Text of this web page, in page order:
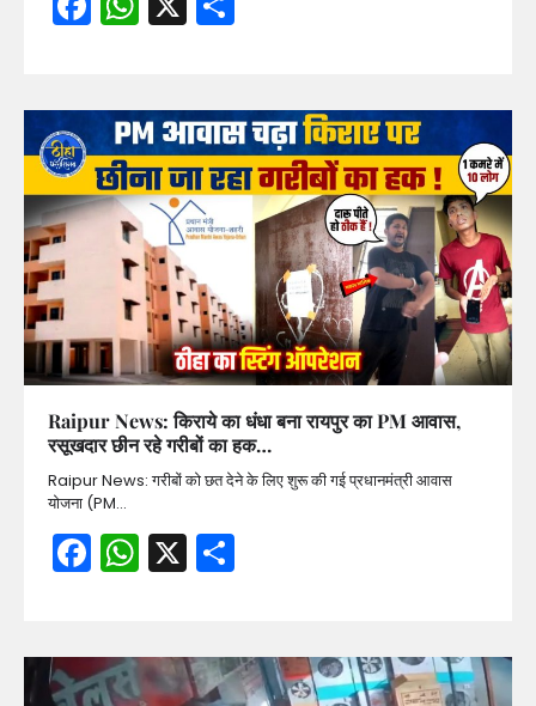
Raipur News: किराये का धंधा बना रायपुर का PM आवास,
रसूखदार छीन रहे गरीबों का हक…
Raipur News: गरीबों को छत देने के लिए शुरू की गई प्रधानमंत्री आवास
योजना (PM…
Facebook
WhatsApp
X